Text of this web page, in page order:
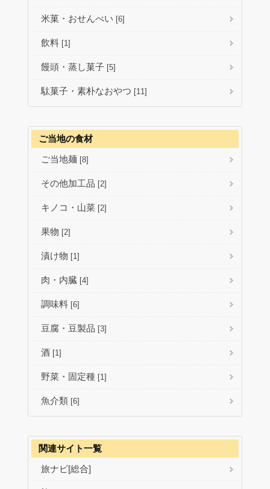
米菓・おせんべい [6]
飲料 [1]
饅頭・蒸し菓子 [5]
駄菓子・素朴なおやつ [11]
ご当地の食材
ご当地麺 [8]
その他加工品 [2]
キノコ・山菜 [2]
果物 [2]
漬け物 [1]
肉・内臓 [4]
調味料 [6]
豆腐・豆製品 [3]
酒 [1]
野菜・固定種 [1]
魚介類 [6]
関連サイト一覧
旅ナビ[総合]